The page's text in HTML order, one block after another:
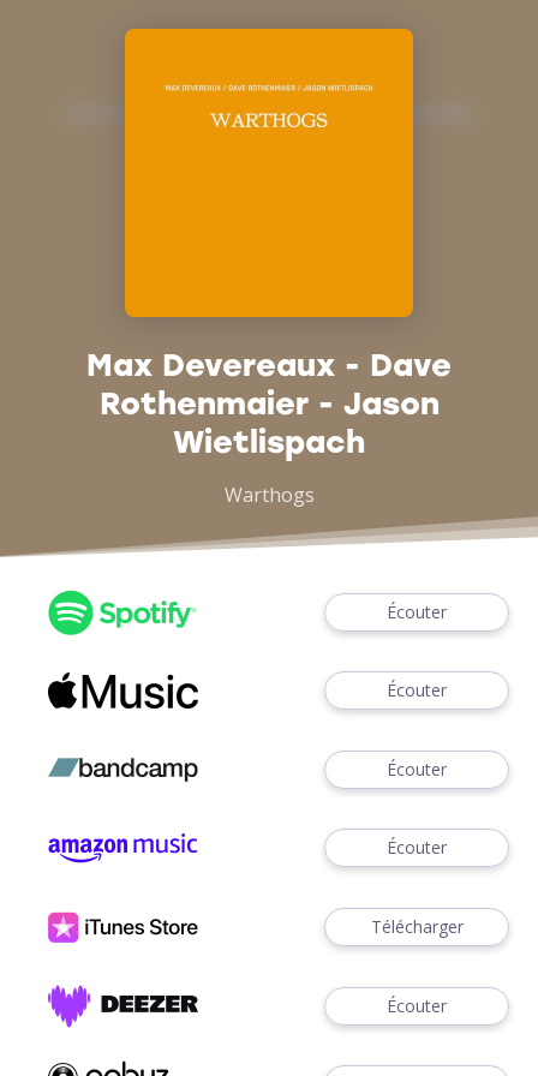
Max Devereaux - Dave
Rothenmaier - Jason
Wietlispach
Warthogs
Écouter
Écouter
Écouter
Écouter
Télécharger
Écouter